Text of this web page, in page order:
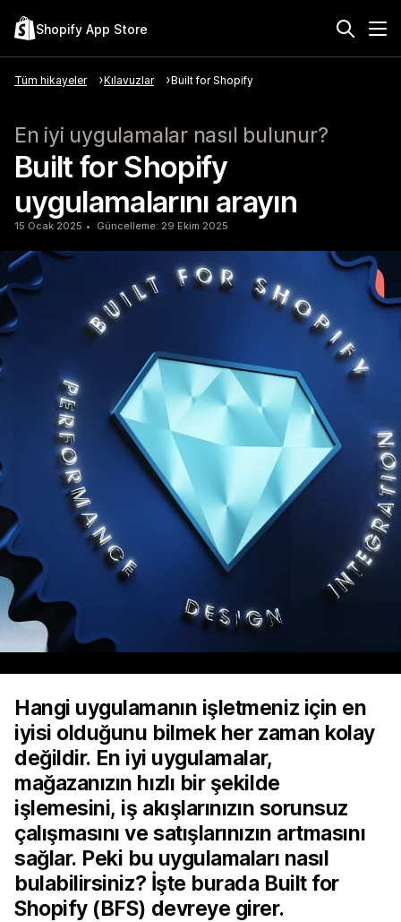
Shopify App Store
Tüm hikayeler Kılavuzlar Built for Shopify
En iyi uygulamalar nasıl bulunur?
Built for Shopify
uygulamalarını arayın
15 Ocak 2025 Güncelleme: 29 Ekim 2025
Hangi uygulamanın işletmeniz için en
iyisi olduğunu bilmek her zaman kolay
değildir. En iyi uygulamalar,
mağazanızın hızlı bir şekilde
işlemesini, iş akışlarınızın sorunsuz
çalışmasını ve satışlarınızın artmasını
sağlar. Peki bu uygulamaları nasıl
bulabilirsiniz? İşte burada Built for
Shopify (BFS) devreye girer.